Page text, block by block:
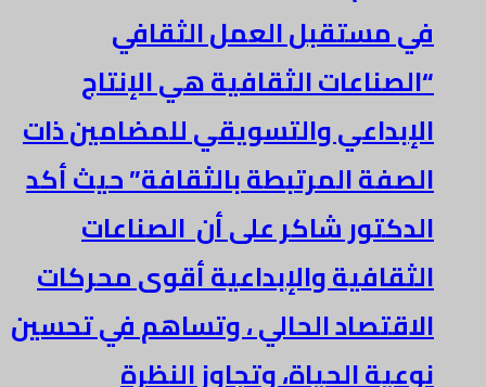
في مستقبل العمل الثقافي
“الصناعات الثقافية هي الإنتاج
الإبداعي والتسويقي للمضامين ذات
الصفة المرتبطة بالثقافة” حيث أكد
الدكتور شاكر على أن ‏ الصناعات
الثقافية والإبداعية أقوى محركات
الاقتصاد الحالي ، وتساهم في تحسين
نوعية الحياة، وتجاوز النظرة